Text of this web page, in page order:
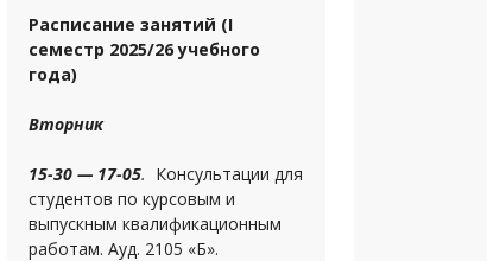
Расписание занятий (I
семестр 2025/26 учебного
года)
Вторник
15-30 — 17-05. Консультации для
студентов по курсовым и
выпускным квалификационным
работам. Ауд. 2105 «Б».